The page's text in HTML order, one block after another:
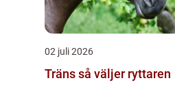
02 juli 2026
Träns så väljer ryttaren